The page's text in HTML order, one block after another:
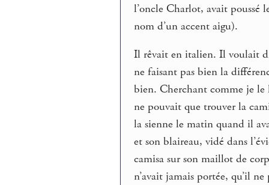
l’oncle Charlot, avait poussé
nom d’un accent aigu).
Il rêvait en italien. Il voulait
ne faisant pas bien la
bien. Cherchant comme je
ne pouvait que trouver la
la sienne le matin quand il
et son blaireau, vidé dans
camisa sur son maillot de
n’avait jamais portée, qu’il